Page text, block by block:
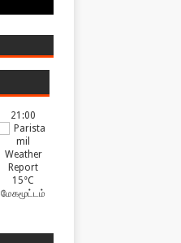
21:00
15°C
மேகமூட்டம்